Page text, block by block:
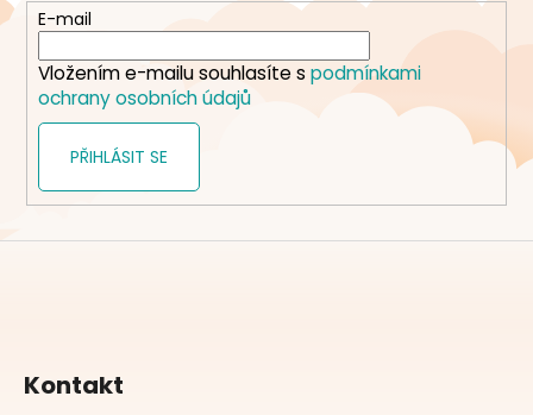
t E-mail
Vložením e-mailu souhlasíte s podmínkami
ochrany osobních údajů
PŘIHLÁSIT SE
Kontakt